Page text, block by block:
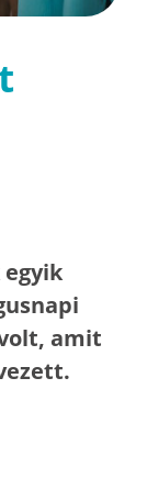
amit